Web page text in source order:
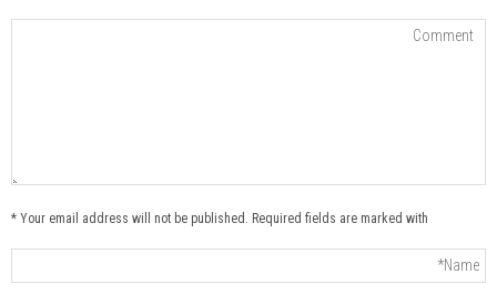
Your email address will not be published. Required fields are marked with *